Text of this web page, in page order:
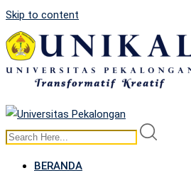
Skip to content
BERANDA